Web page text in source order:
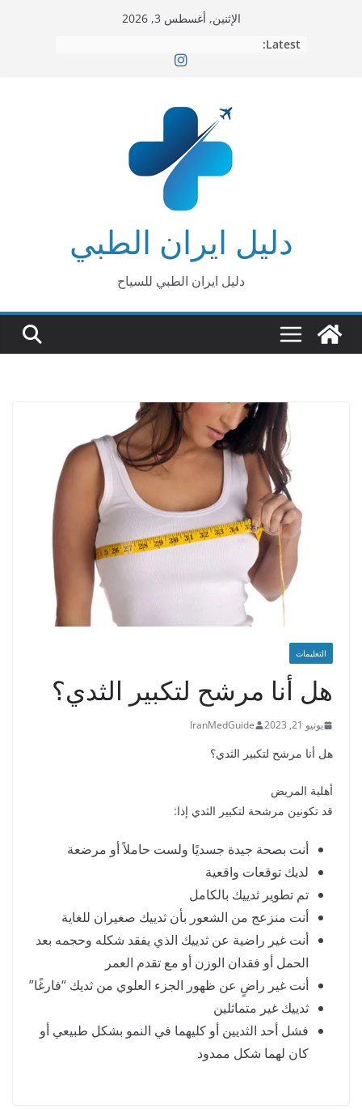
الإثنين, أغسطس 3, 2026
Latest:
دليل ايران الطبي
دليل ايران الطبي للسياح
التعليمات
هل أنا مرشح لتكبير الثدي؟
يونيو 21, 2023 IranMedGuide
هل أنا مرشح لتكبير الثدي؟
أهلية المريض
قد تكونين مرشحة لتكبير الثدي إذا:
أنت بصحة جيدة جسديًا ولست حاملاً أو مرضعة
لديك توقعات واقعية
تم تطوير ثدييك بالكامل
أنت منزعج من الشعور بأن ثدييك صغيران للغاية
أنت غير راضية عن ثدييك الذي يفقد شكله وحجمه بعد
الحمل أو فقدان الوزن أو مع تقدم العمر
أنت غير راضٍ عن ظهور الجزء العلوي من ثديك “فارغًا”
ثدييك غير متماثلين
فشل أحد الثديين أو كليهما في النمو بشكل طبيعي أو
كان لهما شكل ممدود